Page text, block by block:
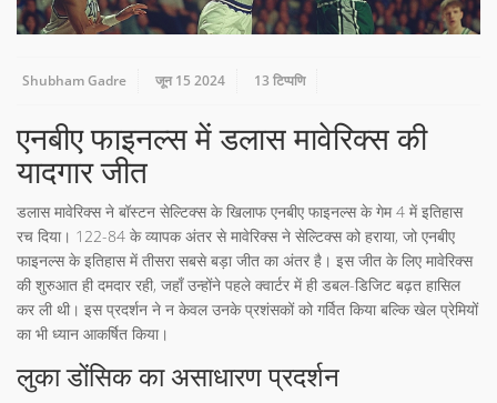
Shubham Gadre जून 15 2024 13 टिप्पणि
एनबीए फाइनल्स में डलास मावेरिक्स की
यादगार जीत
डलास मावेरिक्स ने बॉस्टन सेल्टिक्स के खिलाफ एनबीए फाइनल्स के गेम 4 में इतिहास
रच दिया। 122-84 के व्यापक अंतर से मावेरिक्स ने सेल्टिक्स को हराया, जो एनबीए
फाइनल्स के इतिहास में तीसरा सबसे बड़ा जीत का अंतर है। इस जीत के लिए मावेरिक्स
की शुरुआत ही दमदार रही, जहाँ उन्होंने पहले क्वार्टर में ही डबल-डिजिट बढ़त हासिल
कर ली थी। इस प्रदर्शन ने न केवल उनके प्रशंसकों को गर्वित किया बल्कि खेल प्रेमियों
का भी ध्यान आकर्षित किया।
लुका डोंसिक का असाधारण प्रदर्शन